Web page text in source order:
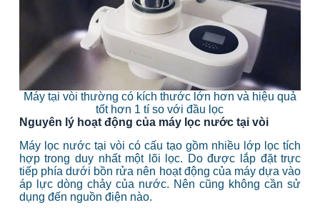
Máy tại vòi thường có kích thước lớn hơn và hiệu quả
tốt hơn 1 tí so với đầu lọc
Nguyên lý hoạt động của máy lọc nước tại vòi
Máy lọc nước tại vòi có cấu tạo gồm nhiều lớp lọc tích
hợp trong duy nhất một lõi lọc. Do được lắp đặt trực
tiếp phía dưới bồn rửa nên hoạt động của máy dựa vào
áp lực dòng chảy của nước. Nên cũng không cần sử
dụng đến nguồn điện nào.